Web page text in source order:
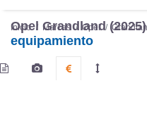
Inicio Marcas Opel
Opel Grandland (2025)
equipamiento